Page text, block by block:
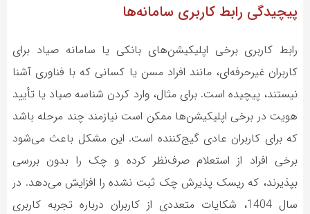
پیچیدگی رابط کاربری سامانه‌ها
رابط کاربری برخی اپلیکیشن‌های بانکی یا سامانه صیاد برای
کاربران غیرحرفه‌ای، مانند افراد مسن یا کسانی که با فناوری آشنا
نیستند، پیچیده است. برای مثال، وارد کردن شناسه صیاد یا تأیید
هویت در برخی اپلیکیشن‌ها ممکن است نیازمند چند مرحله باشد
که برای کاربران عادی گیج‌کننده است. این مشکل باعث می‌شود
برخی افراد از استعلام صرف‌نظر کرده و چک را بدون بررسی
بپذیرند، که ریسک پذیرش چک ثبت نشده را افزایش می‌دهد. در
سال 1404، شکایات متعددی از کاربران درباره تجربه کاربری